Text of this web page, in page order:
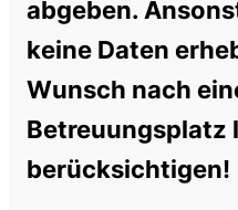
abgeben.
keine Daten
Wunsch nach
Betreuungsplatz
berücksichtigen!